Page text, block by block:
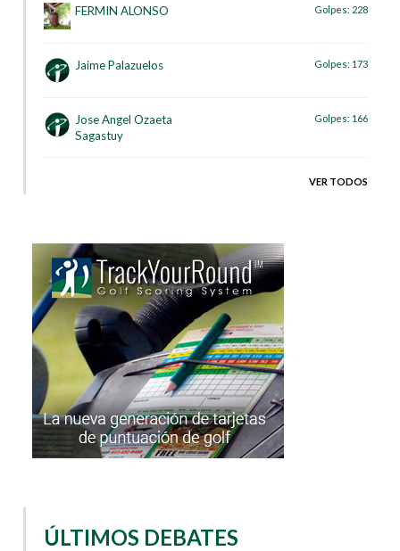
FERMIN ALONSO Golpes: 228
Jaime Palazuelos Golpes: 173
Jose Angel Ozaeta
Sagastuy
Golpes: 166
VER TODOS
ÚLTIMOS DEBATES